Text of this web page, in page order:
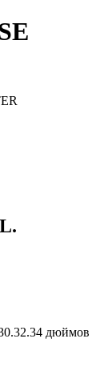
дюймов